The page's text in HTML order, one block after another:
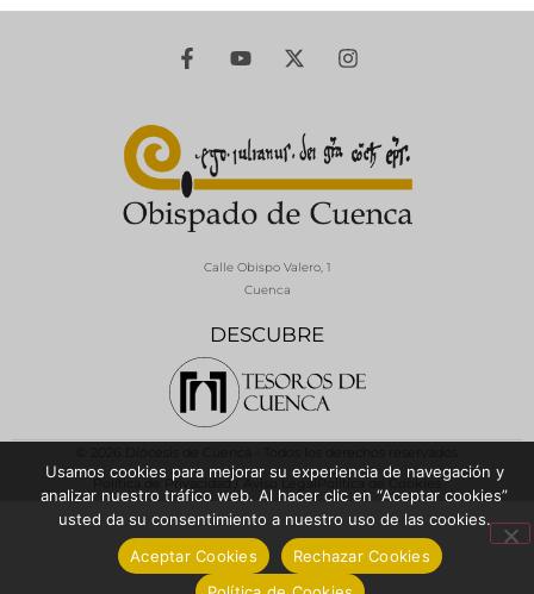
DESCUBRE
Calle Obispo Valero, 1
Cuenca
Política de Privacidad / Aviso Legal Política de Cookies
Usamos cookies para mejorar su experiencia de navegación y
analizar nuestro tráfico web. Al hacer clic en “Aceptar cookies”
usted da su consentimiento a nuestro uso de las cookies.
Aceptar Cookies
Rechazar Cookies